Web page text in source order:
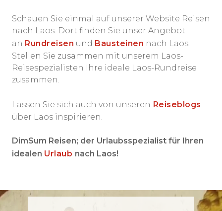
Schauen Sie einmal auf unserer Website Reisen
nach Laos. Dort finden Sie unser Angebot
an Rundreisen und Bausteinen nach Laos.
Stellen Sie zusammen mit unserem Laos-
Reisespezialisten Ihre ideale Laos-Rundreise
zusammen.
Lassen Sie sich auch von unseren Reiseblogs
über Laos inspirieren.
DimSum Reisen; der Urlaubsspezialist für Ihren
idealen Urlaub nach Laos!